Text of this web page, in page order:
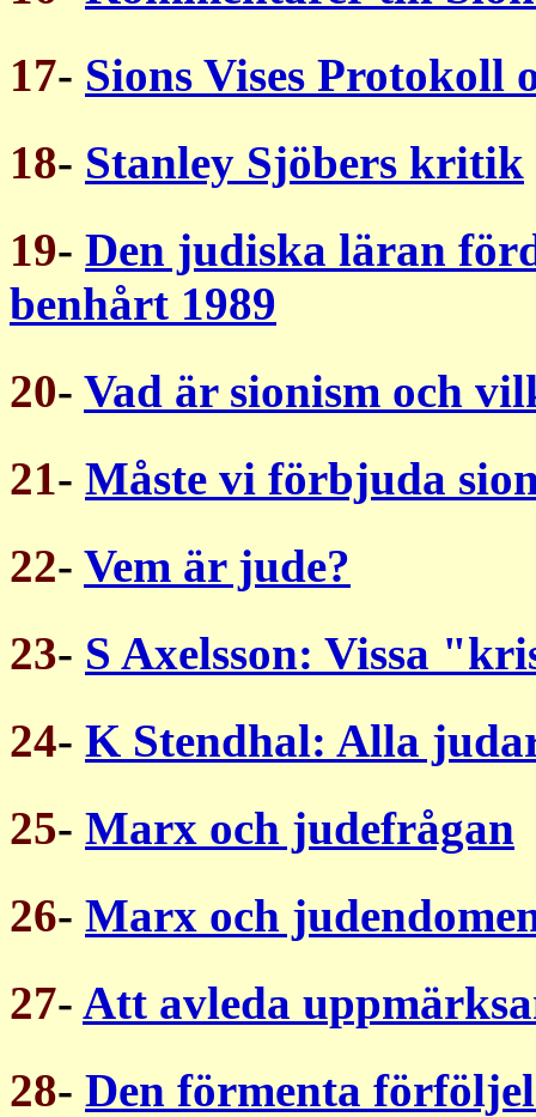
17- Sions Vises Protokoll
18- Stanley Sjöbers kritik
19- Den judiska läran
benhårt 1989
20- Vad är sionism och
21- Måste vi förbjuda
22- Vem är jude?
23- S Axelsson: Vissa
24- K Stendhal: Alla
25- Marx och judefrågan
26- Marx och
27- Att avleda
28- Den förmenta